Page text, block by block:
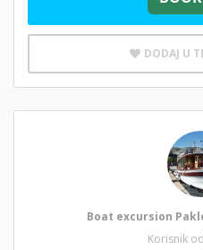
DODAJ U
Boat excursion
Korisnik